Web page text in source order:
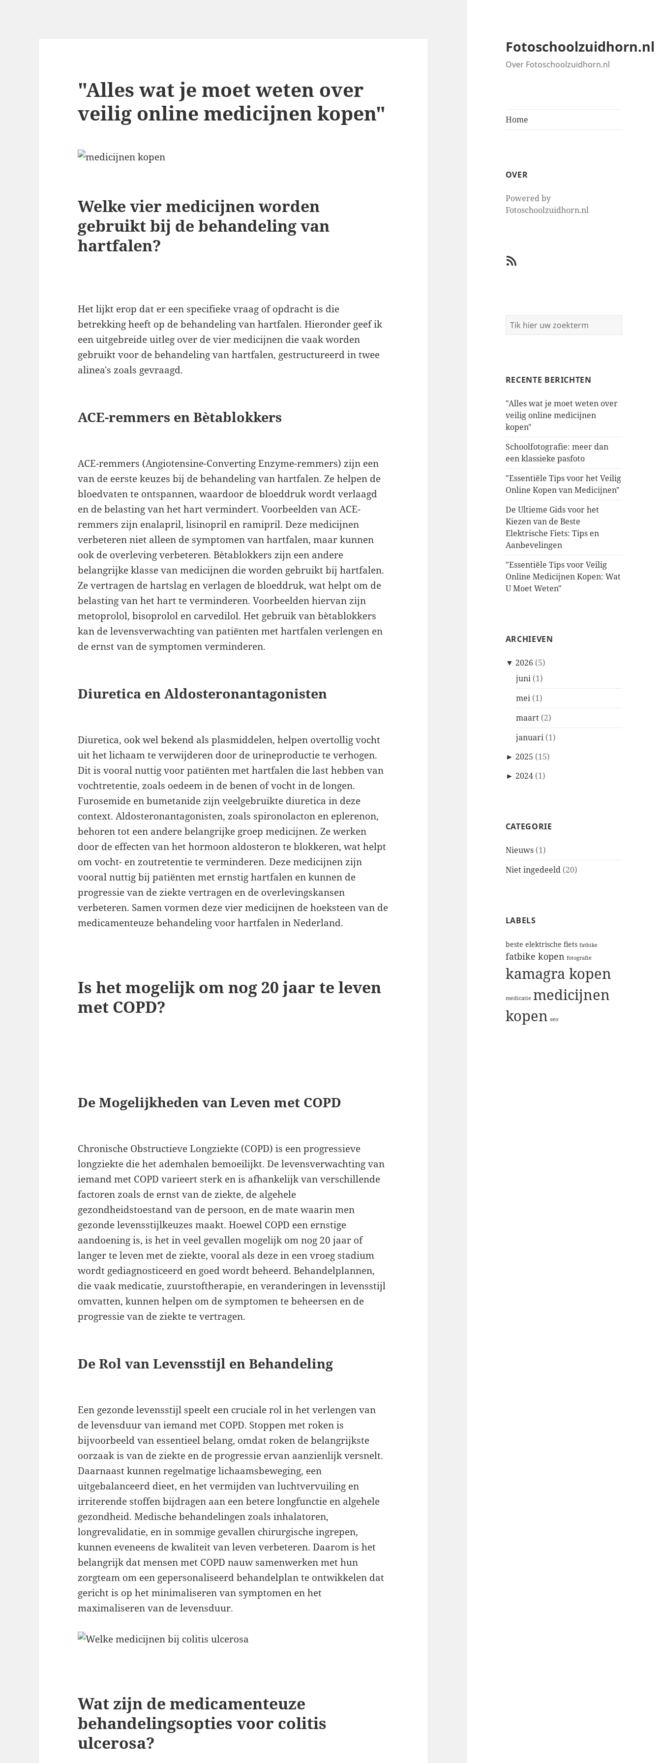
Fotoschoolzuidhorn.nl
Over Fotoschoolzuidhorn.nl
Home
OVER
Powered by
Fotoschoolzuidhorn.nl
RSS
RECENTE BERICHTEN
"Alles wat je moet weten over
veilig online medicijnen
kopen"
Schoolfotografie: meer dan
een klassieke pasfoto
"Essentiële Tips voor het Veilig
Online Kopen van Medicijnen"
De Ultieme Gids voor het
Kiezen van de Beste
Elektrische Fiets: Tips en
Aanbevelingen
"Essentiële Tips voor Veilig
Online Medicijnen Kopen: Wat
U Moet Weten"
ARCHIEVEN
▼ 2026 (5)
juni (1)
mei (1)
maart (2)
januari (1)
► 2025 (15)
► 2024 (1)
CATEGORIE
Nieuws (1)
Niet ingedeeld (20)
LABELS
beste elektrische fiets fatbike
fatbike kopen fotografie
kamagra kopen
medicatie medicijnen
kopen seo
"Alles wat je moet weten over
veilig online medicijnen kopen"
Welke vier medicijnen worden
gebruikt bij de behandeling van
hartfalen?
Het lijkt erop dat er een specifieke vraag of opdracht is die
betrekking heeft op de behandeling van hartfalen. Hieronder geef ik
een uitgebreide uitleg over de vier medicijnen die vaak worden
gebruikt voor de behandeling van hartfalen, gestructureerd in twee
alinea's zoals gevraagd.
ACE-remmers en Bètablokkers
ACE-remmers (Angiotensine-Converting Enzyme-remmers) zijn een
van de eerste keuzes bij de behandeling van hartfalen. Ze helpen de
bloedvaten te ontspannen, waardoor de bloeddruk wordt verlaagd
en de belasting van het hart vermindert. Voorbeelden van ACE-
remmers zijn enalapril, lisinopril en ramipril. Deze medicijnen
verbeteren niet alleen de symptomen van hartfalen, maar kunnen
ook de overleving verbeteren. Bètablokkers zijn een andere
belangrijke klasse van medicijnen die worden gebruikt bij hartfalen.
Ze vertragen de hartslag en verlagen de bloeddruk, wat helpt om de
belasting van het hart te verminderen. Voorbeelden hiervan zijn
metoprolol, bisoprolol en carvedilol. Het gebruik van bètablokkers
kan de levensverwachting van patiënten met hartfalen verlengen en
de ernst van de symptomen verminderen.
Diuretica en Aldosteronantagonisten
Diuretica, ook wel bekend als plasmiddelen, helpen overtollig vocht
uit het lichaam te verwijderen door de urineproductie te verhogen.
Dit is vooral nuttig voor patiënten met hartfalen die last hebben van
vochtretentie, zoals oedeem in de benen of vocht in de longen.
Furosemide en bumetanide zijn veelgebruikte diuretica in deze
context. Aldosteronantagonisten, zoals spironolacton en eplerenon,
behoren tot een andere belangrijke groep medicijnen. Ze werken
door de effecten van het hormoon aldosteron te blokkeren, wat helpt
om vocht- en zoutretentie te verminderen. Deze medicijnen zijn
vooral nuttig bij patiënten met ernstig hartfalen en kunnen de
progressie van de ziekte vertragen en de overlevingskansen
verbeteren. Samen vormen deze vier medicijnen de hoeksteen van de
medicamenteuze behandeling voor hartfalen in Nederland.
Is het mogelijk om nog 20 jaar te leven
met COPD?
De Mogelijkheden van Leven met COPD
Chronische Obstructieve Longziekte (COPD) is een progressieve
longziekte die het ademhalen bemoeilijkt. De levensverwachting van
iemand met COPD varieert sterk en is afhankelijk van verschillende
factoren zoals de ernst van de ziekte, de algehele
gezondheidstoestand van de persoon, en de mate waarin men
gezonde levensstijlkeuzes maakt. Hoewel COPD een ernstige
aandoening is, is het in veel gevallen mogelijk om nog 20 jaar of
langer te leven met de ziekte, vooral als deze in een vroeg stadium
wordt gediagnosticeerd en goed wordt beheerd. Behandelplannen,
die vaak medicatie, zuurstoftherapie, en veranderingen in levensstijl
omvatten, kunnen helpen om de symptomen te beheersen en de
progressie van de ziekte te vertragen.
De Rol van Levensstijl en Behandeling
Een gezonde levensstijl speelt een cruciale rol in het verlengen van
de levensduur van iemand met COPD. Stoppen met roken is
bijvoorbeeld van essentieel belang, omdat roken de belangrijkste
oorzaak is van de ziekte en de progressie ervan aanzienlijk versnelt.
Daarnaast kunnen regelmatige lichaamsbeweging, een
uitgebalanceerd dieet, en het vermijden van luchtvervuiling en
irriterende stoffen bijdragen aan een betere longfunctie en algehele
gezondheid. Medische behandelingen zoals inhalatoren,
longrevalidatie, en in sommige gevallen chirurgische ingrepen,
kunnen eveneens de kwaliteit van leven verbeteren. Daarom is het
belangrijk dat mensen met COPD nauw samenwerken met hun
zorgteam om een gepersonaliseerd behandelplan te ontwikkelen dat
gericht is op het minimaliseren van symptomen en het
maximaliseren van de levensduur.
Wat zijn de medicamenteuze
behandelingsopties voor colitis
ulcerosa?